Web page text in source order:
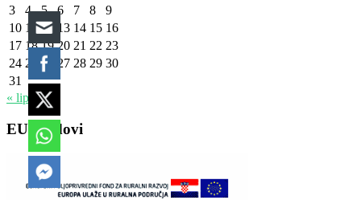
3
4 5 6 7 8
9
10 11 12 13 14 15 16
17 18 19 20 21 22 23
24 25 26 27 28 29 30
31
« lip
EU fondovi